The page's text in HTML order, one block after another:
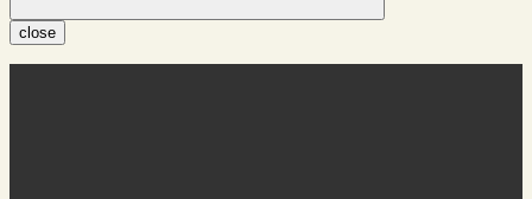
close